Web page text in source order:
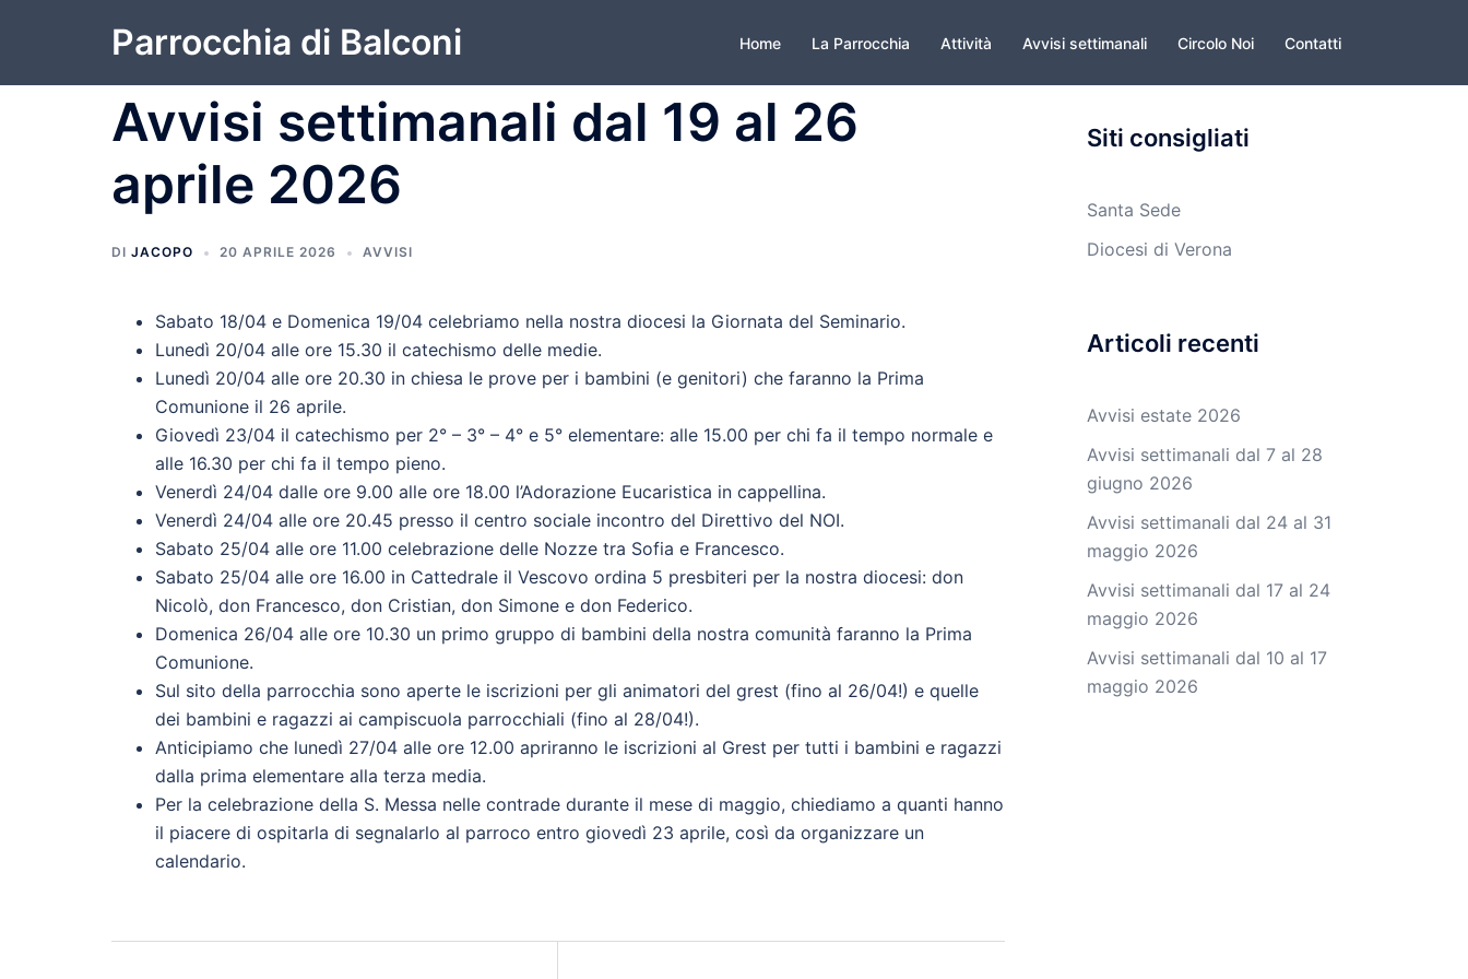
Parrocchia di Balconi Home La Parrocchia Attività Avvisi settimanali Circolo Noi Contatti
Avvisi settimanali dal 19 al 26
aprile 2026
DI JACOPO 20 APRILE 2026 AVVISI
Sabato 18/04 e Domenica 19/04 celebriamo nella nostra diocesi la Giornata del Seminario.
Lunedì 20/04 alle ore 15.30 il catechismo delle medie.
Lunedì 20/04 alle ore 20.30 in chiesa le prove per i bambini (e genitori) che faranno la Prima
Comunione il 26 aprile.
Giovedì 23/04 il catechismo per 2° – 3° – 4° e 5° elementare: alle 15.00 per chi fa il tempo normale e
alle 16.30 per chi fa il tempo pieno.
Venerdì 24/04 dalle ore 9.00 alle ore 18.00 l’Adorazione Eucaristica in cappellina.
Venerdì 24/04 alle ore 20.45 presso il centro sociale incontro del Direttivo del NOI.
Sabato 25/04 alle ore 11.00 celebrazione delle Nozze tra Sofia e Francesco.
Sabato 25/04 alle ore 16.00 in Cattedrale il Vescovo ordina 5 presbiteri per la nostra diocesi: don
Nicolò, don Francesco, don Cristian, don Simone e don Federico.
Domenica 26/04 alle ore 10.30 un primo gruppo di bambini della nostra comunità faranno la Prima
Comunione.
Sul sito della parrocchia sono aperte le iscrizioni per gli animatori del grest (fino al 26/04!) e quelle
dei bambini e ragazzi ai campiscuola parrocchiali (fino al 28/04!).
Anticipiamo che lunedì 27/04 alle ore 12.00 apriranno le iscrizioni al Grest per tutti i bambini e ragazzi
dalla prima elementare alla terza media.
Per la celebrazione della S. Messa nelle contrade durante il mese di maggio, chiediamo a quanti hanno
il piacere di ospitarla di segnalarlo al parroco entro giovedì 23 aprile, così da organizzare un
calendario.
Siti consigliati
Santa Sede
Diocesi di Verona
Articoli recenti
Avvisi estate 2026
Avvisi settimanali dal 7 al 28
giugno 2026
Avvisi settimanali dal 24 al 31
maggio 2026
Avvisi settimanali dal 17 al 24
maggio 2026
Avvisi settimanali dal 10 al 17
maggio 2026